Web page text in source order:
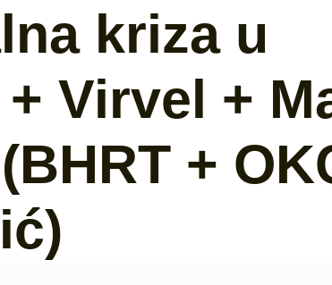
kriza u
Virvel +
+